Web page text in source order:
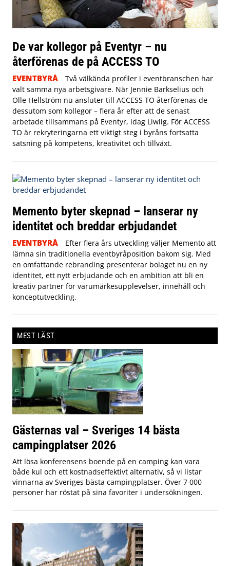
De var kollegor på Eventyr – nu
återförenas de på ACCESS TO
EVENTBYRÅ
Två välkända profiler i eventbranschen har
valt samma nya arbetsgivare. När Jennie Barkselius och
Olle Hellström nu ansluter till ACCESS TO återförenas de
dessutom som kollegor – flera år efter att de senast
arbetade tillsammans på Eventyr, idag Liwlig. För ACCESS
TO är rekryteringarna ett viktigt steg i byråns fortsatta
satsning på kompetens, kreativitet och tillväxt.
Memento byter skepnad – lanserar ny
identitet och breddar erbjudandet
EVENTBYRÅ
Efter flera års utveckling väljer Memento att
lämna sin traditionella eventbyråposition bakom sig. Med
en omfattande rebranding presenterar bolaget nu en ny
identitet, ett nytt erbjudande och en ambition att bli en
kreativ partner för varumärkesupplevelser, innehåll och
konceptutveckling.
MEST LÄST
Gästernas val – Sveriges 14 bästa
campingplatser 2026
Att lösa konferensens boende på en camping kan vara
både kul och ett kostnadseffektivt alternativ, så vi listar
vinnarna av Sveriges bästa campingplatser. Över 7 000
personer har röstat på sina favoriter i undersökningen.